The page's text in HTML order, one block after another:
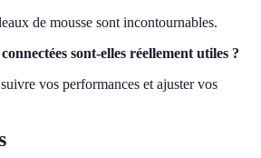
de mousse sont incontournables.
sont-elles réellement utiles ?
vos performances et ajuster vos